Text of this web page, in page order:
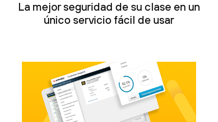
La mejor seguridad de su clase en un
único servicio fácil de usar